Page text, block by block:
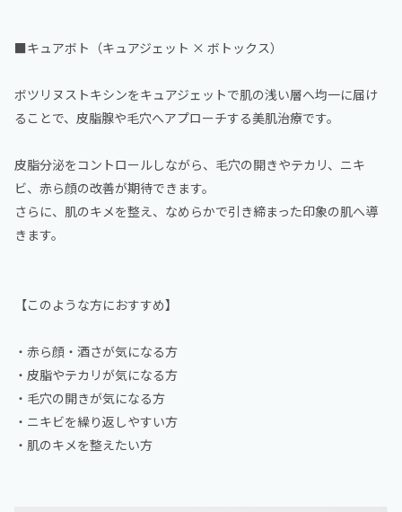
■キュアボト（キュアジェット × ボトックス）
ボツリヌストキシンをキュアジェットで肌の浅い層へ均一に届け
ることで、皮脂腺や毛穴へアプローチする美肌治療です。
皮脂分泌をコントロールしながら、毛穴の開きやテカリ、ニキ
ビ、赤ら顔の改善が期待できます。
さらに、肌のキメを整え、なめらかで引き締まった印象の肌へ導
きます。
【このような方におすすめ】
・赤ら顔・酒さが気になる方
・皮脂やテカリが気になる方
・毛穴の開きが気になる方
・ニキビを繰り返しやすい方
・肌のキメを整えたい方